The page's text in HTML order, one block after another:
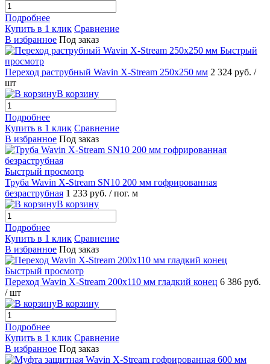
Подробнее
Купить в 1 клик Сравнение
В избранное Под заказ
Быстрый
просмотр
Переход раструбный Wavin X-Stream 250х250 мм 2 324 руб. /
шт
В корзину
Подробнее
Купить в 1 клик Сравнение
В избранное Под заказ
Быстрый просмотр
Труба Wavin X-Stream SN10 200 мм гофрированная
безраструбная 1 233 руб. / пог. м
В корзину
Подробнее
Купить в 1 клик Сравнение
В избранное Под заказ
Быстрый просмотр
Переход Wavin X-Stream 200х110 мм гладкий конец 6 386 руб.
/ шт
В корзину
Подробнее
Купить в 1 клик Сравнение
В избранное Под заказ